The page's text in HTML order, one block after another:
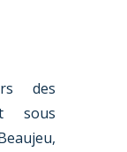
des
sous